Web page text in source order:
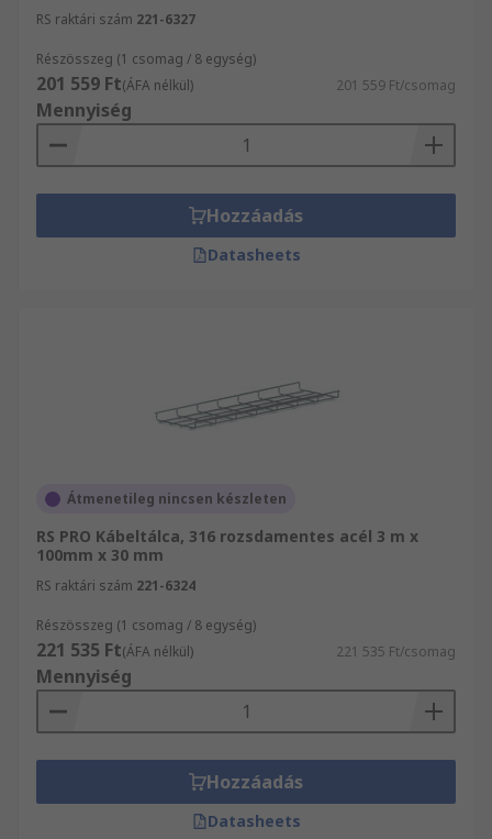
RS raktári szám 221-6327
Részösszeg (1 csomag / 8 egység)
201 559 Ft(ÁFA nélkül) 201 559 Ft/csomag
Mennyiség
Hozzáadás
Datasheets
Átmenetileg nincsen készleten
RS PRO Kábeltálca, 316 rozsdamentes acél 3 m x
100mm x 30 mm
RS raktári szám 221-6324
Részösszeg (1 csomag / 8 egység)
221 535 Ft(ÁFA nélkül) 221 535 Ft/csomag
Mennyiség
Hozzáadás
Datasheets